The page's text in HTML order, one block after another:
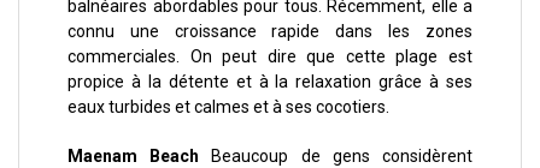
balnéaires abordables pour tous. Récemment, elle a
connu une croissance rapide dans les zones
commerciales. On peut dire que cette plage est
propice à la détente et à la relaxation grâce à ses
eaux turbides et calmes et à ses cocotiers.
Maenam Beach Beaucoup de gens considèrent